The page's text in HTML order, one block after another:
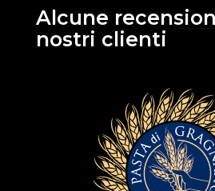
Alcune
nostri clienti